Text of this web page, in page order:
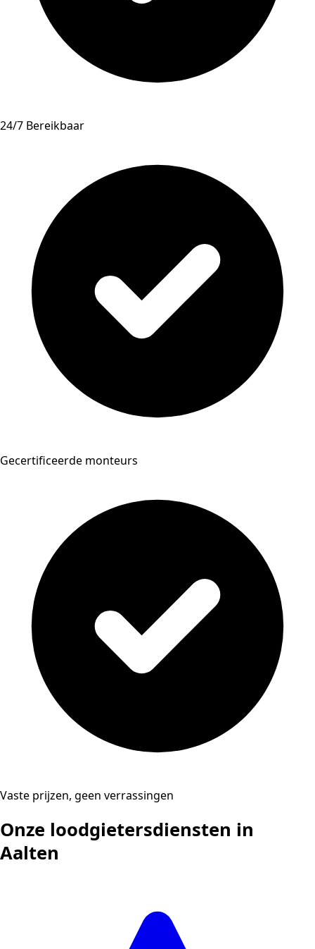
24/7 Bereikbaar
Gecertificeerde monteurs
Vaste prijzen, geen verrassingen
Onze loodgietersdiensten in
Aalten